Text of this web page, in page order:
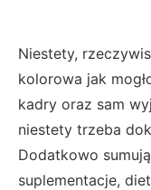
Niestety,
kolorowa jak
kadry oraz sam
niestety trzeba
Dodatkowo
suplementacje,